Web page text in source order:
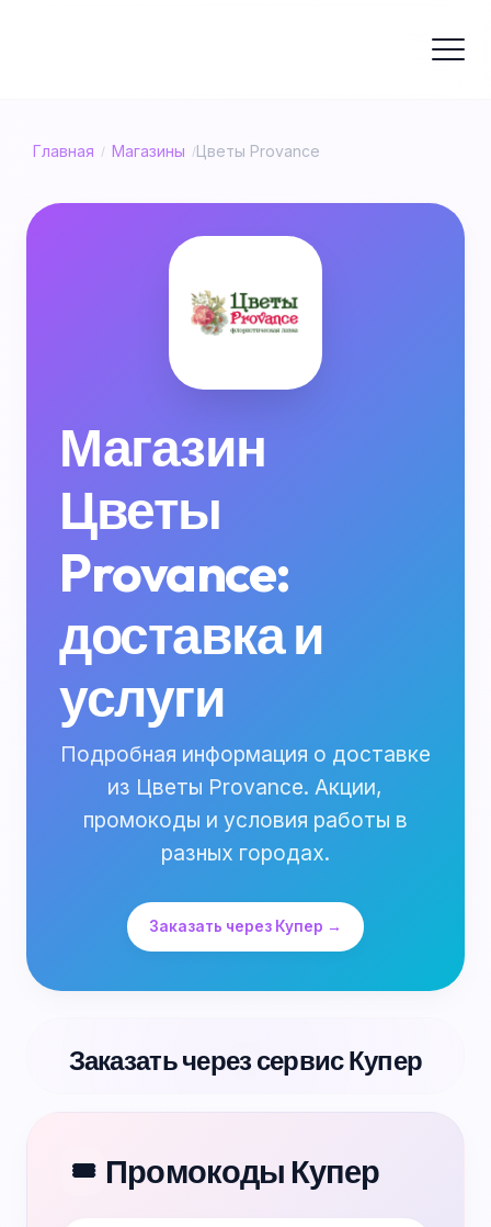
Главная / Магазины /Цветы Provance
Магазин
Цветы
Provance:
доставка и
услуги
Подробная информация о доставке
из Цветы Provance. Акции,
промокоды и условия работы в
разных городах.
Заказать через Купер →
Заказать через сервис Купер
🎟️ Промокоды Купер